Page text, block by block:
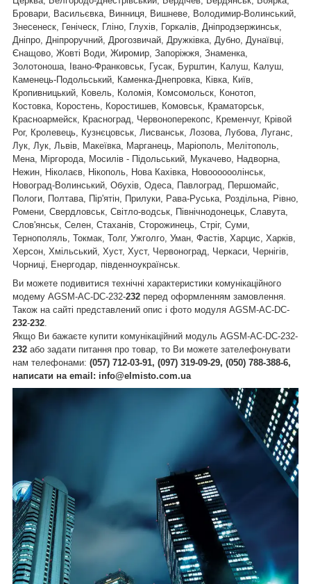
Бровари, Васильєвка, Винниця, Вишневе, Володимир-Волинський,
Знесенеск, Геніческ, Гліно, Глухів, Горкалів, Дніпродзержинськ,
Дніпро, Дніпроручний, Дрогозвичай, Дружківка, Дубно, Дунаївці,
Єнащово, Жовті Води, Жиромир, Запоріжжя, Знаменка,
Золотоноша, Івано-Франковськ, Гусак, Бурштин, Калуш, Калуш,
Каменець-Подольський, Каменка-Днепровка, Ківка, Київ,
Кропивницький, Ковель, Коломія, Комсомольск, Конотоп,
Костовка, Коростень, Коростишев, Комовськ, Краматорськ,
Красноармейск, Красноград, Червоноперекопс, Кременчуг, Крівой
Рог, Кролевець, Кузнєцовськ, Лисванськ, Лозова, Лубова, Луганс,
Лук, Лук, Львів, Макеївка, Марганець, Маріополь, Мелітополь,
Мена, Міргорода, Мосилів - Підольський, Мукачево, Надворна,
Нежин, Ніколаєв, Нікополь, Нова Кахівка, Новоооооолінськ,
Новоград-Волинський, Обухів, Одеса, Павлоград, Першомайс,
Пологи, Полтава, Пір'ятін, Прилуки, Рава-Руська, Роздільна, Рівно,
Ромени, Свердловськ, Світло-водськ, Північнодонецьк, Славута,
Слов'янськ, Селен, Стаханів, Сторожинець, Стріг, Суми,
Тернополяль, Токмак, Толг, Ужголго, Уман, Фастів, Харцис, Харків,
Херсон, Хмільський, Хуст, Хуст, Червоноград, Черкаси, Чернігів,
Чорниці, Енергодар, південноукраїнськ.
Ви можете подивитися технічні характеристики комунікаційного
модему AGSM-AC-DC-232-232 перед оформленням замовлення.
Також на сайті представлений опис і фото модуля AGSM-AC-DC-
232-232.
Якщо Ви бажаєте купити комунікаційний модуль AGSM-AC-DC-232-
232 або задати питання про товар, то Ви можете зателефонувати
нам телефонами: (057) 712-03-91, (097) 319-09-29, (050) 788-388-6,
написати на email: info@elmisto.com.ua